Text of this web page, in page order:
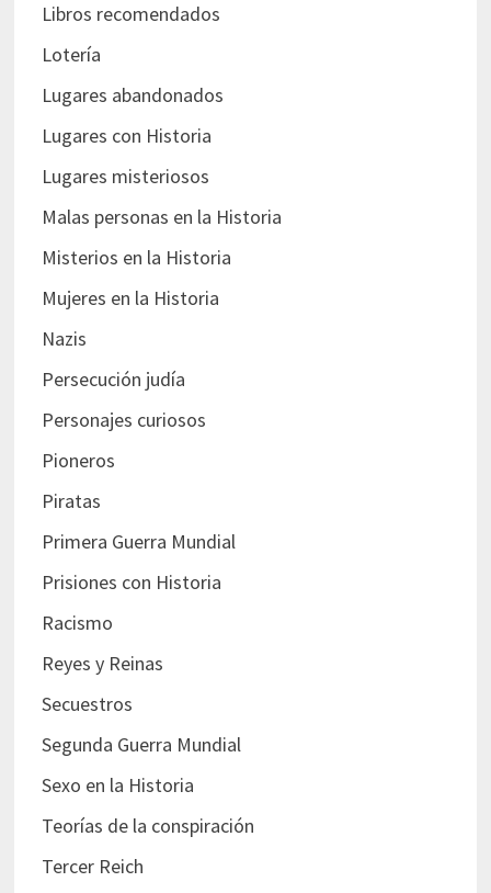
Libros recomendados
Lotería
Lugares abandonados
Lugares con Historia
Lugares misteriosos
Malas personas en la Historia
Misterios en la Historia
Mujeres en la Historia
Nazis
Persecución judía
Personajes curiosos
Pioneros
Piratas
Primera Guerra Mundial
Prisiones con Historia
Racismo
Reyes y Reinas
Secuestros
Segunda Guerra Mundial
Sexo en la Historia
Teorías de la conspiración
Tercer Reich